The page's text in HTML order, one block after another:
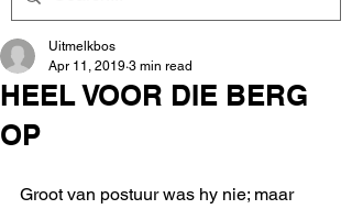
HEEL VOOR DIE BERG
OP
Uitmelkbos
Apr 11, 2019 3 min read
Groot van postuur was hy nie; maar